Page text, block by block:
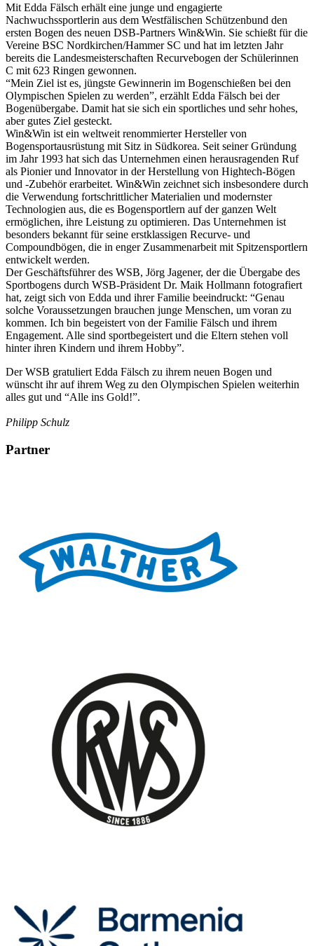
Mit Edda Fälsch erhält eine junge und engagierte
Nachwuchssportlerin aus dem Westfälischen Schützenbund den
ersten Bogen des neuen DSB-Partners Win&Win. Sie schießt für die
Vereine BSC Nordkirchen/Hammer SC und hat im letzten Jahr
bereits die Landesmeisterschaften Recurvebogen der Schülerinnen
C mit 623 Ringen gewonnen.
“Mein Ziel ist es, jüngste Gewinnerin im Bogenschießen bei den
Olympischen Spielen zu werden”, erzählt Edda Fälsch bei der
Bogenübergabe. Damit hat sie sich ein sportliches und sehr hohes,
aber gutes Ziel gesteckt.
Win&Win ist ein weltweit renommierter Hersteller von
Bogensportausrüstung mit Sitz in Südkorea. Seit seiner Gründung
im Jahr 1993 hat sich das Unternehmen einen herausragenden Ruf
als Pionier und Innovator in der Herstellung von Hightech-Bögen
und -Zubehör erarbeitet. Win&Win zeichnet sich insbesondere durch
die Verwendung fortschrittlicher Materialien und modernster
Technologien aus, die es Bogensportlern auf der ganzen Welt
ermöglichen, ihre Leistung zu optimieren. Das Unternehmen ist
besonders bekannt für seine erstklassigen Recurve- und
Compoundbögen, die in enger Zusammenarbeit mit Spitzensportlern
entwickelt werden.
Der Geschäftsführer des WSB, Jörg Jagener, der die Übergabe des
Sportbogens durch WSB-Präsident Dr. Maik Hollmann fotografiert
hat, zeigt sich von Edda und ihrer Familie beeindruckt: “Genau
solche Voraussetzungen brauchen junge Menschen, um voran zu
kommen. Ich bin begeistert von der Familie Fälsch und ihrem
Engagement. Alle sind sportbegeistert und die Eltern stehen voll
hinter ihren Kindern und ihrem Hobby”.
Der WSB gratuliert Edda Fälsch zu ihrem neuen Bogen und
wünscht ihr auf ihrem Weg zu den Olympischen Spielen weiterhin
alles gut und “Alle ins Gold!”.
Philipp Schulz
Partner